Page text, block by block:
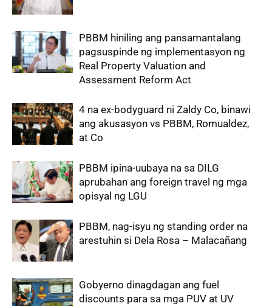
PBBM hiniling ang pansamantalang
pagsuspinde ng implementasyon ng
Real Property Valuation and
Assessment Reform Act
4 na ex-bodyguard ni Zaldy Co, binawi
ang akusasyon vs PBBM, Romualdez,
at Co
PBBM ipina-uubaya na sa DILG
aprubahan ang foreign travel ng mga
opisyal ng LGU
PBBM, nag-isyu ng standing order na
arestuhin si Dela Rosa – Malacañang
Gobyerno dinagdagan ang fuel
discounts para sa mga PUV at UV